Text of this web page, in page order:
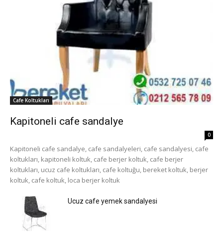
Cafe Koltukları
Kapitoneli cafe sandalye
0
Kapitoneli cafe sandalye, cafe sandalyeleri, cafe sandalyesi, cafe
koltukları, kapitoneli koltuk, cafe berjer koltuk, cafe berjer
koltukları, ucuz cafe koltukları, cafe koltuğu, bereket koltuk, berjer
koltuk, cafe koltuk, loca berjer koltuk
Ucuz cafe yemek sandalyesi